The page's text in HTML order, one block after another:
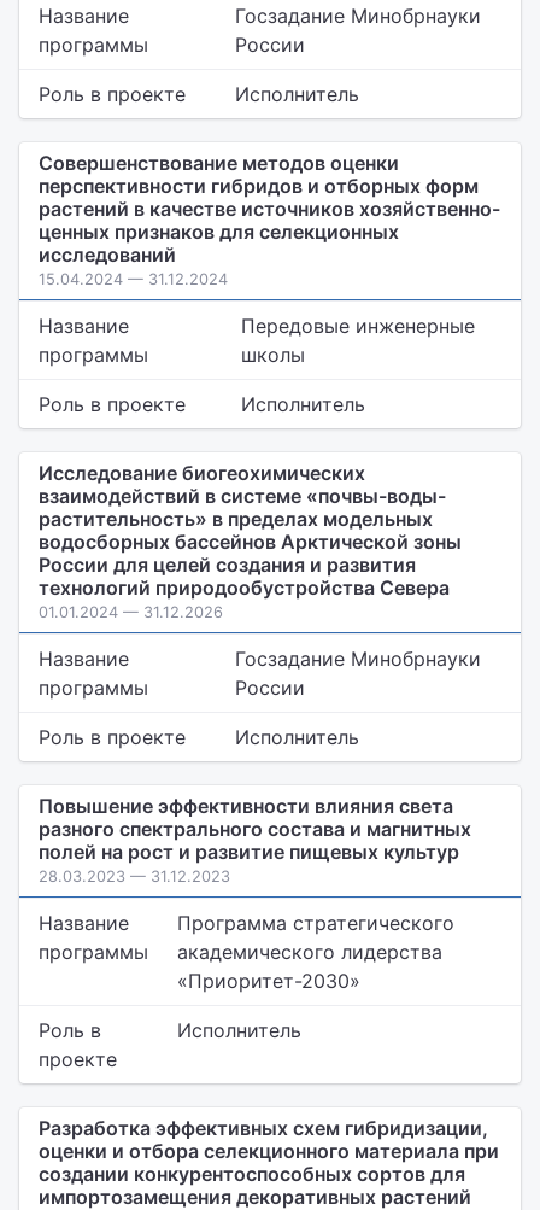
Название
программы
Госзадание Минобрнауки
России
Роль в проекте Исполнитель
Совершенствование методов оценки
перспективности гибридов и отборных форм
растений в качестве источников хозяйственно-
ценных признаков для селекционных
исследований
15.04.2024 — 31.12.2024
Название
программы
Передовые инженерные
школы
Роль в проекте Исполнитель
Исследование биогеохимических
взаимодействий в системе «почвы-воды-
растительность» в пределах модельных
водосборных бассейнов Арктической зоны
России для целей создания и развития
технологий природообустройства Севера
01.01.2024 — 31.12.2026
Название
программы
Госзадание Минобрнауки
России
Роль в проекте Исполнитель
Повышение эффективности влияния света
разного спектрального состава и магнитных
полей на рост и развитие пищевых культур
28.03.2023 — 31.12.2023
Название
программы
Программа стратегического
академического лидерства
«Приоритет-2030»
Роль в
проекте
Исполнитель
Разработка эффективных схем гибридизации,
оценки и отбора селекционного материала при
создании конкурентоспособных сортов для
импортозамещения декоративных растений